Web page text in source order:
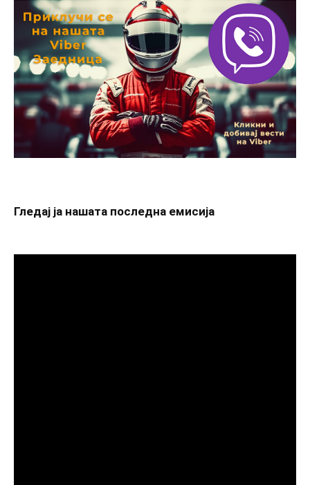
Гледај ја нашата последна емисија